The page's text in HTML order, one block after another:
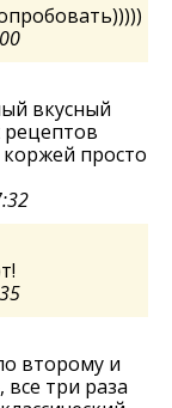
вкусный
рецептов
просто
второму и
все три раза